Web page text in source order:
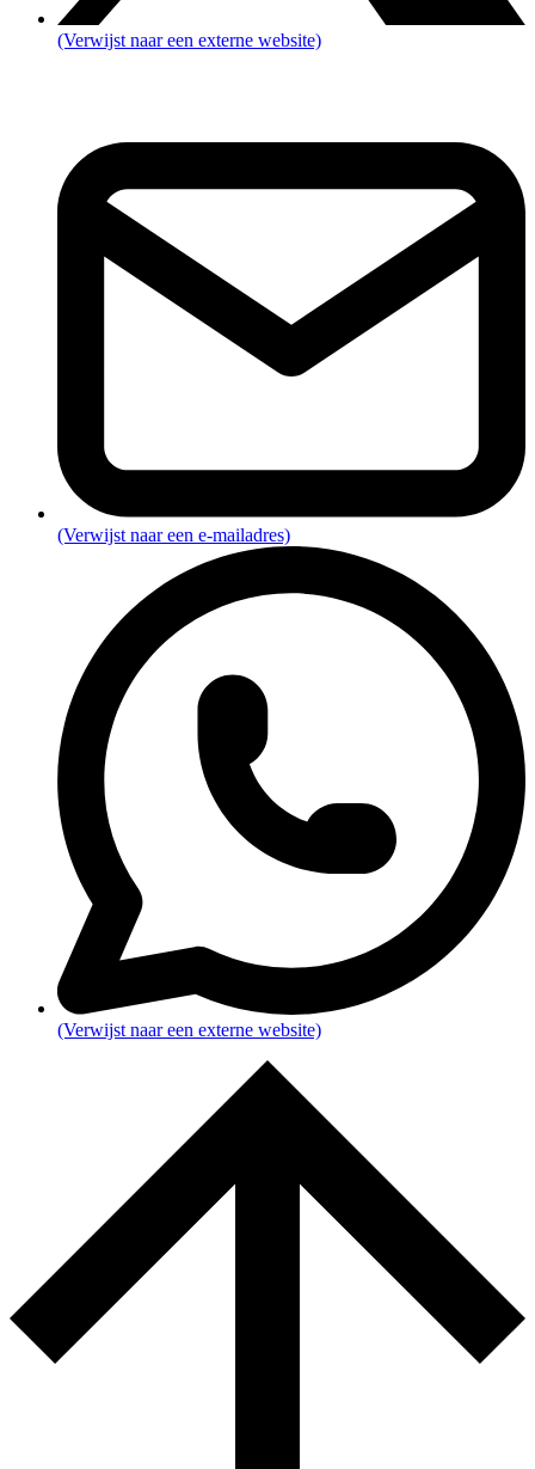
(Verwijst naar een externe website)
(Verwijst naar een e-mailadres)
(Verwijst naar een externe website)